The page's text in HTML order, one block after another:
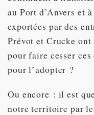
au Port d’Anvers et
exportées par des
Prévot et Crucke
pour faire cesser
pour l’adopter ?
Ou encore : il est
notre territoire par